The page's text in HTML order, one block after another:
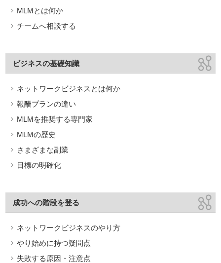
MLMとは何か
チームへ相談する
ビジネスの基礎知識
ネットワークビジネスとは何か
報酬プランの違い
MLMを推奨する専門家
MLMの歴史
さまざまな副業
目標の明確化
成功への階段を登る
ネットワークビジネスのやり方
やり始めに持つ疑問点
失敗する原因・注意点